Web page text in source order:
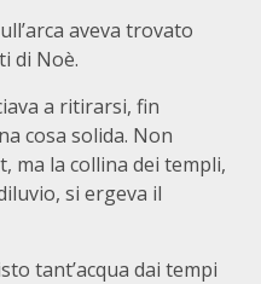
aveva trovato
di Noè.
a ritirarsi, fin
cosa solida. Non
ma la collina dei templi,
si ergeva il
tant’acqua dai tempi